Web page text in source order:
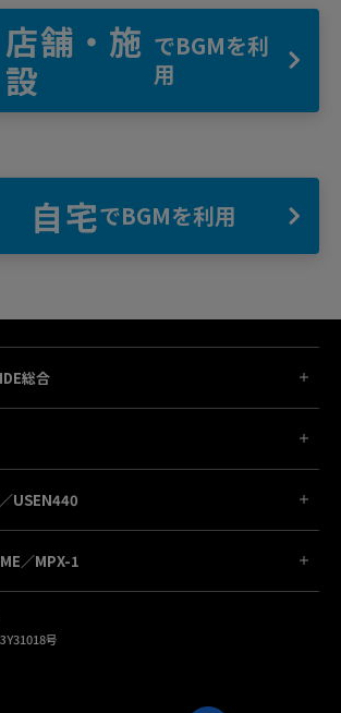
店舗・施
設
でBGMを利
用
自宅でBGMを利用
総合
USEN440
／MPX-1
号